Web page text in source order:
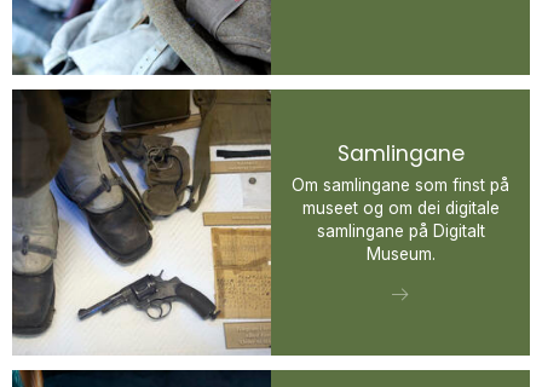
Samlingane
Om samlingane som finst på
museet og om dei digitale
samlingane på Digitalt
Museum.